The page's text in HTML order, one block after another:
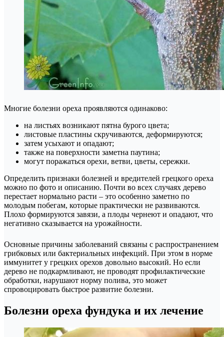
Многие болезни ореха проявляются одинаково:
на листьях возникают пятна бурого цвета;
листовые пластины скручиваются, деформируются;
затем усыхают и опадают;
также на поверхности заметна паутина;
могут поражаться орехи, ветви, цветы, сережки.
Определить признаки болезней и вредителей грецкого ореха
можно по фото и описанию. Почти во всех случаях дерево
перестает нормально расти – это особенно заметно по
молодым побегам, которые практически не развиваются.
Плохо формируются завязи, а плоды чернеют и опадают, что
негативно сказывается на урожайности.
Основные причины заболеваний связаны с распространением
грибковых или бактериальных инфекций. При этом в норме
иммунитет у грецких орехов довольно высокий. Но если
дерево не подкармливают, не проводят профилактические
обработки, нарушают норму полива, это может
спровоцировать быстрое развитие болезни.
Болезни ореха фундука и их лечение